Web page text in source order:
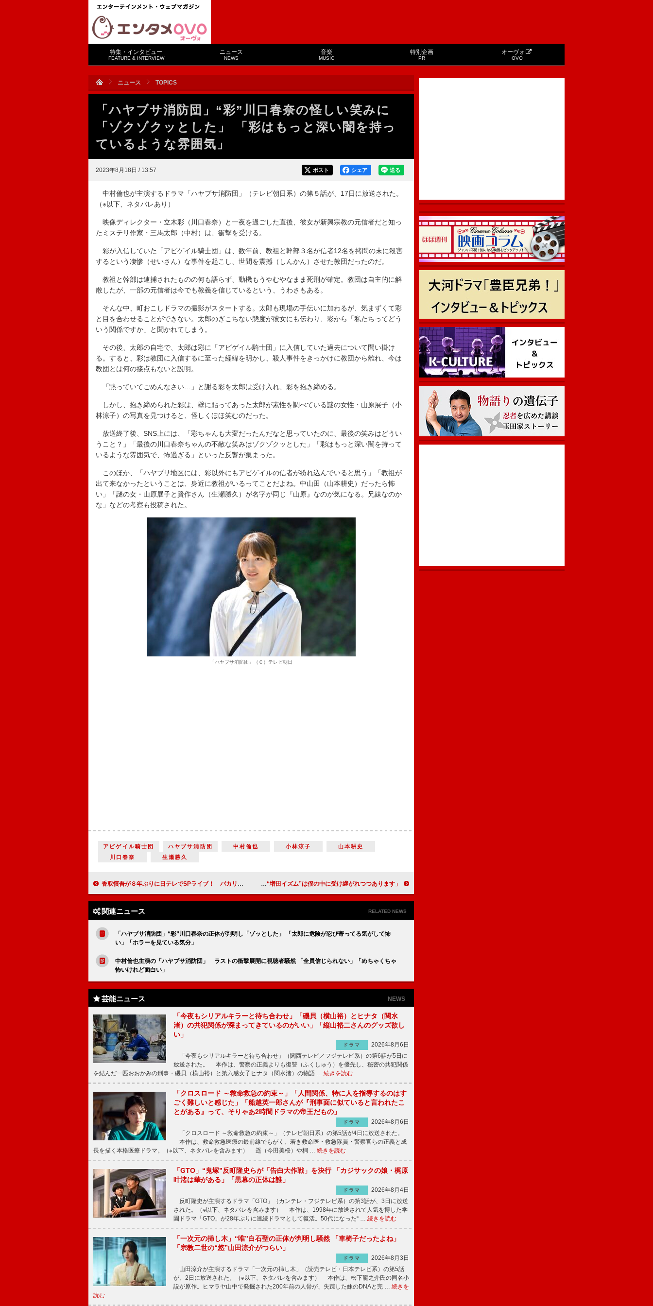
特集・インタビュー
FEATURE & INTERVIEW
ニュース
NEWS
音楽
MUSIC
特別企画
PR
オーヴォ
OVO
ニュース TOPICS
「ハヤブサ消防団」“彩”川口春奈の怪しい笑みに
「ゾクゾクッとした」 「彩はもっと深い闇を持っ
ているような雰囲気」
2023年8月18日 / 13:57 送る
シェア
ポスト
中村倫也が主演するドラマ「ハヤブサ消防団」（テレビ朝日系）の第５話が、17日に放送された。
（※以下、ネタバレあり）
映像ディレクター・立木彩（川口春奈）と一夜を過ごした直後、彼女が新興宗教の元信者だと知っ
たミステリ作家・三馬太郎（中村）は、衝撃を受ける。
彩が入信していた「アビゲイル騎士団」は、数年前、教祖と幹部３名が信者12名を拷問の末に殺害
するという凄惨（せいさん）な事件を起こし、世間を震撼（しんかん）させた教団だったのだ。
教祖と幹部は逮捕されたものの何も語らず、動機もうやむやなまま死刑が確定。教団は自主的に解
散したが、一部の元信者は今でも教義を信じているという、うわさもある。
そんな中、町おこしドラマの撮影がスタートする。太郎も現場の手伝いに加わるが、気まずくて彩
と目を合わせることができない。太郎のぎこちない態度が彼女にも伝わり、彩から「私たちってどう
いう関係ですか」と聞かれてしまう。
その後、太郎の自宅で、太郎は彩に「アビゲイル騎士団」に入信していた過去について問い掛け
る。すると、彩は教団に入信するに至った経緯を明かし、殺人事件をきっかけに教団から離れ、今は
教団とは何の接点もないと説明。
「黙っていてごめんなさい…」と謝る彩を太郎は受け入れ、彩を抱き締める。
しかし、抱き締められた彩は、壁に貼ってあった太郎が素性を調べている謎の女性・山原展子（小
林涼子）の写真を見つけると、怪しくほほ笑むのだった。
放送終了後、SNS上には、「彩ちゃんも大変だったんだなと思っていたのに、最後の笑みはどうい
うこと？」「最後の川口春奈ちゃんの不敵な笑みはゾクゾクッとした」「彩はもっと深い闇を持って
いるような雰囲気で、怖過ぎる」といった反響が集まった。
このほか、「ハヤブサ地区には、彩以外にもアビゲイルの信者が紛れ込んでいると思う」「教祖が
出て来なかったということは、身近に教祖がいるってことだよね。中山田（山本耕史）だったら怖
い」「謎の女・山原展子と賢作さん（生瀬勝久）が名字が同じ『山原』なのが気になる。兄妹なのか
な」などの考察も投稿された。
「ハヤブサ消防団」（Ｃ）テレビ朝日
アビゲイル騎士団 ハヤブサ消防団 中村倫也 小林涼子
山本耕史
川口春奈
生瀬勝久
香取慎吾が８年ぶりに日テレでSPライブ！ バカリズムとのトークで国民的アイドルの私生活大公開 ドラマ「ギフテッド Season１」美 少年・浮所飛貴SPインタビュー 主演・増田貴久の「“増田イズム”は僕の中に受け継がれつつあります」
関連ニュース RELATED NEWS
「ハヤブサ消防団」“彩”川口春奈の正体が判明し「ゾッとした」 「太郎に危険が忍び寄ってる気がして怖
い」「ホラーを見ている気分」
中村倫也主演の「ハヤブサ消防団」 ラストの衝撃展開に視聴者騒然 「全員信じられない」「めちゃくちゃ
怖いけれど面白い」
芸能ニュース NEWS
「今夜もシリアルキラーと待ち合わせ」「磯貝（横山裕）とヒナタ（関水
渚）の共犯関係が深まってきているのがいい」「縦山裕二さんのグッズ欲し
い」
ドラマ
2026年8月6日
「今夜もシリアルキラーと待ち合わせ」（関西テレビ／フジテレビ系）の第6話が5日に
放送された。 本作は、警察の正義よりも復讐（ふくしゅう）を優先し、秘密の共犯関係
を結んだ一匹おおかみの刑事・磯貝（横山裕）と第六感女子ヒナタ（関水渚）の物語 … 続きを読む
「クロスロード ～救命救急の約束～」「人間関係、特に人を指導するのはす
ごく難しいと感じた」「船越英一郎さんが『刑事面に似ていると言われたこ
とがある』って、そりゃあ2時間ドラマの帝王だもの」
ドラマ
2026年8月6日
「クロスロード ～救命救急の約束～」（テレビ朝日系）の第5話が4日に放送された。
本作は、救命救急医療の最前線でもがく、若き救命医・救急隊員・警察官らの正義と成
長を描く本格医療ドラマ。（※以下、ネタバレを含みます） 遥（今田美桜）や桐 … 続きを読む
「GTO」“鬼塚”反町隆史らが「告白大作戦」を決行 「カジサックの娘・梶原
叶渚は華がある」「黒幕の正体は誰」
ドラマ
2026年8月4日
反町隆史が主演するドラマ「GTO」（カンテレ・フジテレビ系）の第3話が、3日に放送
された。（※以下、ネタバレを含みます） 本作は、1998年に放送されて人気を博した学
園ドラマ「GTO」が28年ぶりに連続ドラマとして復活。50代になった“ … 続きを読む
「一次元の挿し木」“唯”白石聖の正体が判明し騒然 「車椅子だったよね」
「宗教二世の“悠”山田涼介がつらい」
ドラマ
2026年8月3日
山田涼介が主演するドラマ「一次元の挿し木」（読売テレビ・日本テレビ系）の第5話
が、2日に放送された。（※以下、ネタバレを含みます） 本作は、松下龍之介氏の同名小
説が原作。ヒマラヤ山中で発掘された200年前の人骨が、失踪した妹のDNAと完 … 続きを
読む